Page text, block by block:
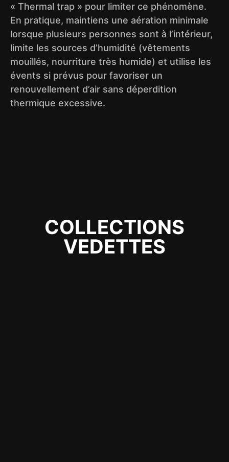
« Thermal trap » pour limiter ce phénomène.
En pratique, maintiens une aération minimale
lorsque plusieurs personnes sont à l’intérieur,
limite les sources d’humidité (vêtements
mouillés, nourriture très humide) et utilise les
évents si prévus pour favoriser un
renouvellement d’air sans déperdition
thermique excessive.
COLLECTIONS
VEDETTES